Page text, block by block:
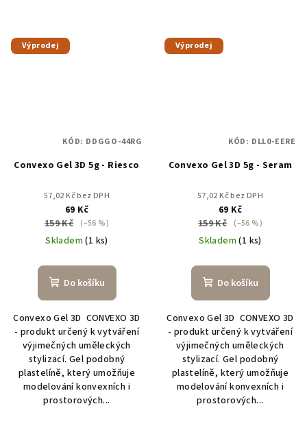
Výprodej
Convexo Gel 3D 5g - Riesco
57,02 Kč bez DPH
69 Kč
159 Kč
(–56 %)
Skladem(1 ks)
Do košíku
Convexo Gel 3D CONVEXO 3D
- produkt určený k vytváření
výjimečných uměleckých
stylizací. Gel podobný
plastelíně, který umožňuje
modelování konvexních i
prostorových...
KÓD: DDGGO-44RG
Výprodej
Convexo Gel 3D 5g - Seram
57,02 Kč bez DPH
69 Kč
159 Kč
(–56 %)
Skladem(1 ks)
Do košíku
Convexo Gel 3D CONVEXO 3D
- produkt určený k vytváření
výjimečných uměleckých
stylizací. Gel podobný
plastelíně, který umožňuje
modelování konvexních i
prostorových...
KÓD: DLL0-EERE